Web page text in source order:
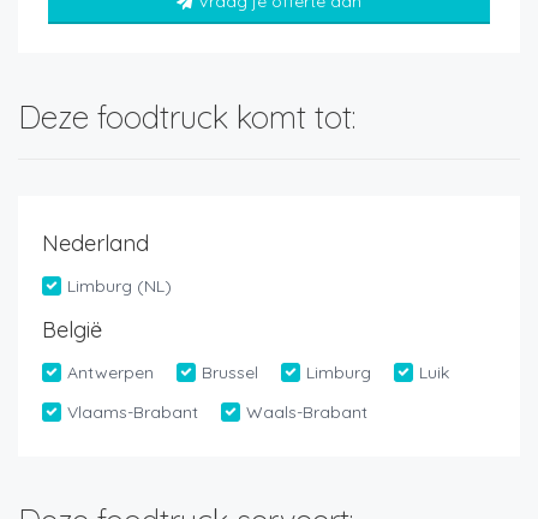
Deze foodtruck komt tot:
Nederland
Limburg (NL)
België
Antwerpen Brussel Limburg
Luik
Vlaams-Brabant
Waals-Brabant